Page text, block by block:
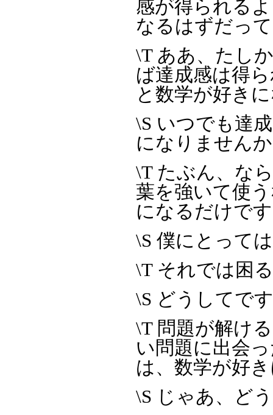
感が得られる
なるはずだっ
\T ああ、たし
ば達成感は得
と数学が好き
\S いつでも達
になりません
\T たぶん、な
葉を強いて使
になるだけで
\S 僕にとって
\T それでは困
\S どうしてで
\T 問題が解け
い問題に出会
は、数学が好
\S じゃあ、ど